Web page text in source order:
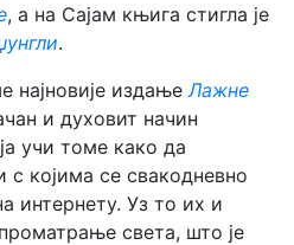
, а на Сајам књига стигла је
.
најновије издање Лажне
и духовит начин
учи томе како да
с којима се свакодневно
интернету. Уз то их и
света, што је